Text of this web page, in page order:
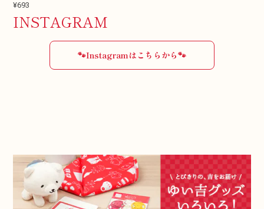
¥693
INSTAGRAM
🐾Instagramはこちらから🐾